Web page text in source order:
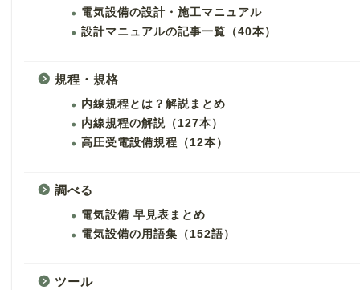
電気設備の設計・施工マニュアル
設計マニュアルの記事一覧（40本）
規程・規格
内線規程とは？解説まとめ
内線規程の解説（127本）
高圧受電設備規程（12本）
調べる
電気設備 早見表まとめ
電気設備の用語集（152語）
ツール